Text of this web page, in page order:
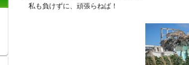
私も負けずに、頑張らねば！